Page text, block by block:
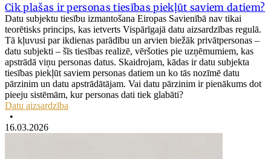
Cik plašas ir personas tiesības piekļūt saviem datiem?
Datu subjektu tiesību izmantošana Eiropas Savienībā nav tikai
teorētisks princips, kas ietverts Vispārīgajā datu aizsardzības regulā.
Tā kļuvusi par ikdienas parādību un arvien biežāk privātpersonas –
datu subjekti – šīs tiesības realizē, vēršoties pie uzņēmumiem, kas
apstrādā viņu personas datus. Skaidrojam, kādas ir datu subjekta
tiesības piekļūt saviem personas datiem un ko tās nozīmē datu
pārzinim un datu apstrādātājam. Vai datu pārzinim ir pienākums dot
pieeju sistēmām, kur personas dati tiek glabāti?
Datu aizsardzība
•
16.03.2026